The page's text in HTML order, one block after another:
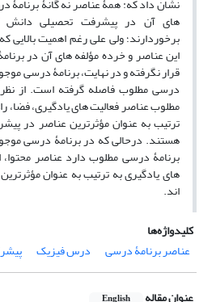
های آن در پیشرفت تحصیلی دانش
برخوردارند؛ ولی علی رغم اهمیت بالایی
این عناصر و خرده مؤلفه های آن در
قرار نگرفته و در نهایت، برنامۀ درسی
درسی مطلوب فاصله گرفته است. از
مطلوب عناصر فعالیت های یادگیری، فضا،
ترتیب به عنوان مؤثرترین عناصر در
هستند. درحالی که در برنامۀ درسی
برنامۀ درسی مطلوب دارد عناصر محتوا،
های یادگیری به ترتیب به عنوان
اند.
کلیدواژه‌ها
عناصر برنامۀ درسی
درس فیزیک